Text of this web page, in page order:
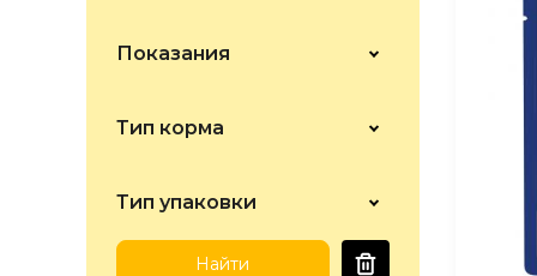
Club 4 Paws
Darling
Dreamies
Eukanuba
Показания
Тип корма
Тип упаковки
Найти